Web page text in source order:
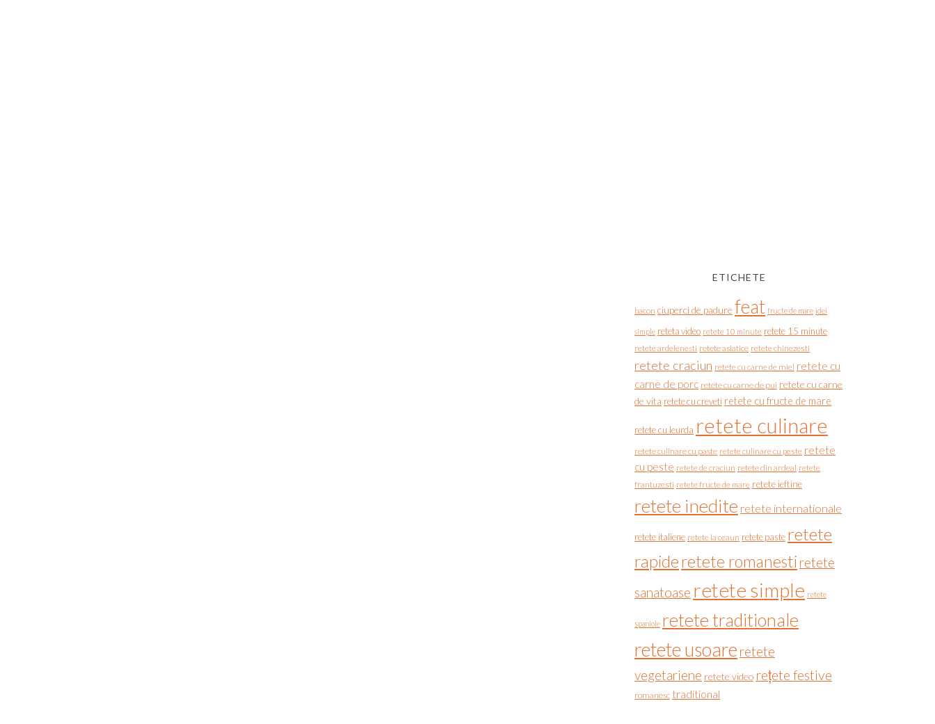
ETICHETE
bacon ciuperci de padure feat fructe de mare idei
simple reteta video retete 10 minute retete 15 minute
retete ardelenesti retete asiatice retete chinezesti
retete craciun retete cu carne de miel retete cu
carne de porc retete cu carne de pui retete cu carne
de vita retete cu creveti retete cu fructe de mare
retete cu leurda retete culinare
retete culinare cu paste retete culinare cu peste retete
cu peste retete de craciun retete din ardeal retete
frantuzesti retete fructe de mare retete ieftine
retete inedite retete internationale
retete italiene retete la ceaun retete paste retete
rapideretete romanesti retete
sanatoase retete simple retete
spaniole retete traditionale
retete usoare retete
vegetariene retete video rețete festive
romanesc traditional